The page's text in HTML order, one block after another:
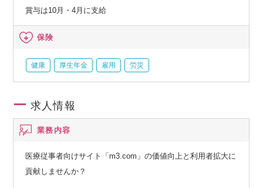
賞与は10月・4月に支給
保険
健康 厚生年金 雇用 労災
求人情報
業務内容
医療従事者向けサイト「m3.com」の価値向上と利用者拡大に
貢献しませんか？